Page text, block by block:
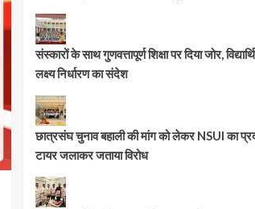
संस्कारों के साथ गुणवत्तापूर्ण शिक्षा पर दिया जोर,
लक्ष्य निर्धारण का संदेश
छात्रसंघ चुनाव बहाली की मांग को लेकर NSUI का
टायर जलाकर जताया विरोध